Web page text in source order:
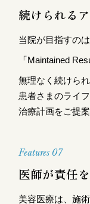
続けられる
当院が目指すのは
「Maintained
無理なく続けら
患者さまのライ
治療計画をご提案
Features 07
医師が責任
美容医療は、施